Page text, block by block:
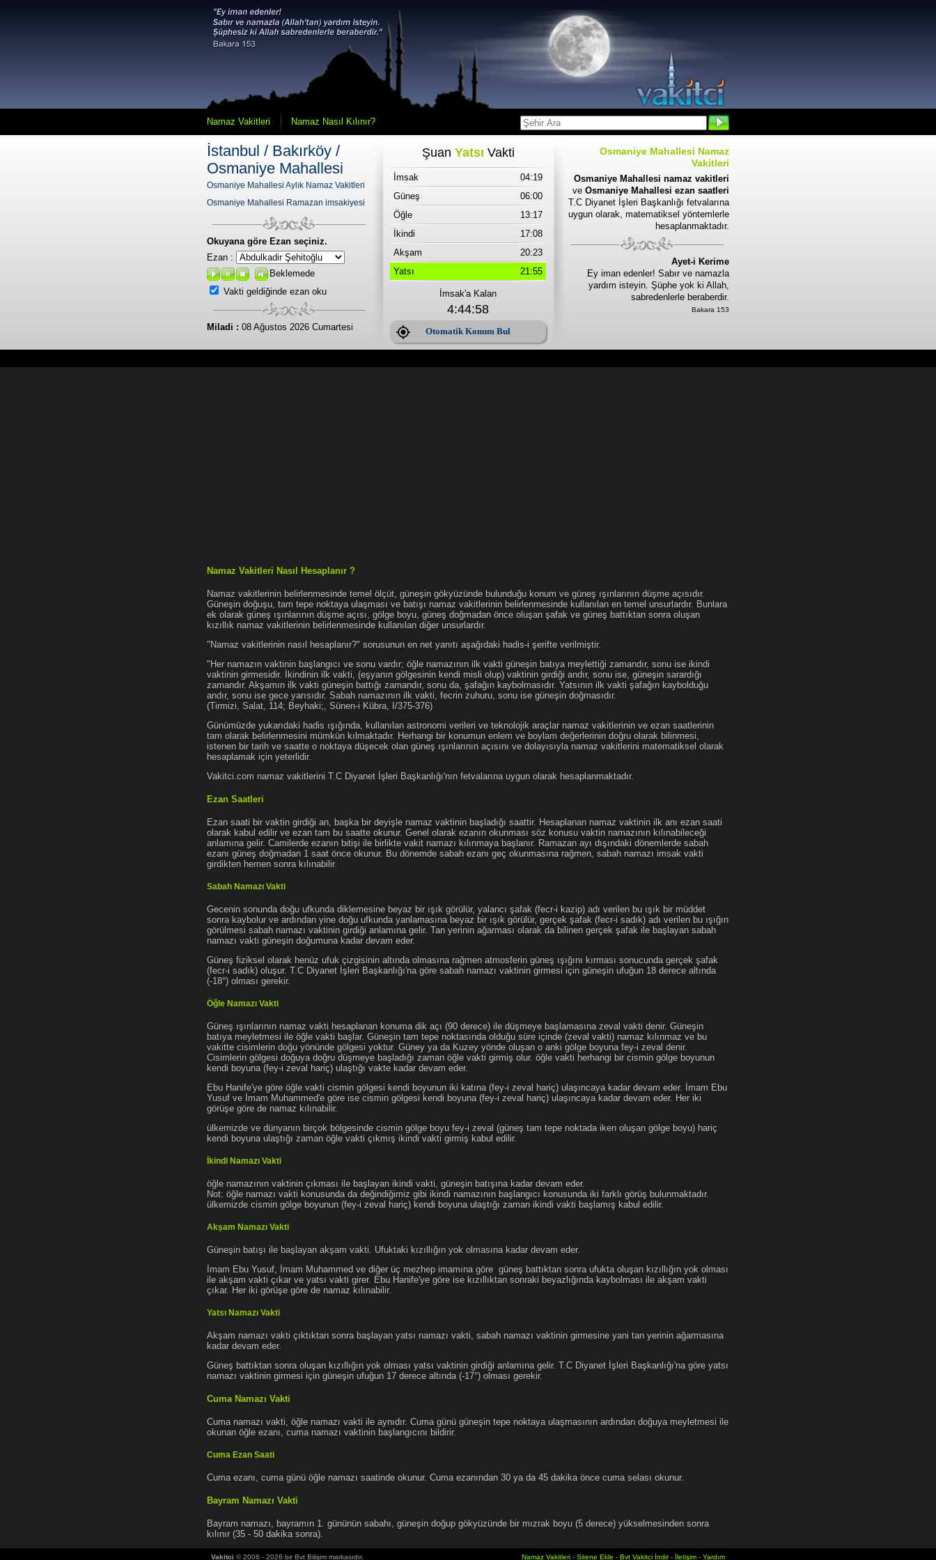
Namaz Vakitleri Namaz Nasıl Kılınır?
İstanbul / Bakırköy /
Osmaniye Mahallesi
Osmaniye Mahallesi Aylık Namaz Vakitleri
Osmaniye Mahallesi Ramazan imsakiyesi
Okuyana göre Ezan seçiniz.
Ezan :
Beklemede
Vakti geldiğinde ezan oku
Miladi : 08 Ağustos 2026 Cumartesi
Şuan Yatsı Vakti
İmsak
04:19
Güneş
06:00
Öğle
13:17
İkindi
17:08
Akşam
20:23
Yatsı
21:55
İmsak'a Kalan
4:44:58
Otomatik Konum Bul
Osmaniye Mahallesi Namaz
Vakitleri
Osmaniye Mahallesi namaz vakitleri
ve Osmaniye Mahallesi ezan saatleri
T.C Diyanet İşleri Başkanlığı fetvalarına
uygun olarak, matematiksel yöntemlerle
hesaplanmaktadır.
Ayet-i Kerime
Ey iman edenler! Sabır ve namazla
yardım isteyin. Şüphe yok ki Allah,
sabredenlerle beraberdir.
Bakara 153
Namaz Vakitleri Nasıl Hesaplanır ?
Namaz vakitlerinin belirlenmesinde temel ölçüt, güneşin gökyüzünde bulunduğu konum ve güneş ışınlarının düşme açısıdır.
Güneşin doğuşu, tam tepe noktaya ulaşması ve batışı namaz vakitlerinin belirlenmesinde kullanılan en temel unsurlardır. Bunlara
ek olarak güneş ışınlarının düşme açısı, gölge boyu, güneş doğmadan önce oluşan şafak ve güneş battıktan sonra oluşan
kızıllık namaz vakitlerinin belirlenmesinde kullanılan diğer unsurlardır.
"Namaz vakitlerinin nasıl hesaplanır?" sorusunun en net yanıtı aşağıdaki hadis-i şerifte verilmiştir.
"Her namazın vaktinin başlangıcı ve sonu vardır; öğle namazının ilk vakti güneşin batıya meylettiği zamandır, sonu ise ikindi
vaktinin girmesidir. İkindinin ilk vakti, (eşyanın gölgesinin kendi misli olup) vaktinin girdiği andır, sonu ise, güneşin sarardığı
zamandır. Akşamın ilk vakti güneşin battığı zamandır, sonu da, şafağın kaybolmasıdır. Yatsının ilk vakti şafağın kaybolduğu
andır, sonu ise gece yarısıdır. Sabah namazının ilk vakti, fecrin zuhuru, sonu ise güneşin doğmasıdır.
(Tirmizi, Salat, 114; Beyhaki;, Sünen-i Kübra, I/375-376)
Günümüzde yukarıdaki hadis ışığında, kullanılan astronomi verileri ve teknolojik araçlar namaz vakitlerinin ve ezan saatlerinin
tam olarak belirlenmesini mümkün kılmaktadır. Herhangi bir konumun enlem ve boylam değerlerinin doğru olarak bilinmesi,
istenen bir tarih ve saatte o noktaya düşecek olan güneş ışınlarının açısını ve dolayısıyla namaz vakitlerini matematiksel olarak
hesaplamak için yeterlidir.
Vakitci.com namaz vakitlerini T.C Diyanet İşleri Başkanlığı'nın fetvalarına uygun olarak hesaplanmaktadır.
Ezan Saatleri
Ezan saati bir vaktin girdiği an, başka bir deyişle namaz vaktinin başladığı saattir. Hesaplanan namaz vaktinin ilk anı ezan saati
olarak kabul edilir ve ezan tam bu saatte okunur. Genel olarak ezanın okunması söz konusu vaktin namazının kılınabileceği
anlamına gelir. Camilerde ezanın bitişi ile birlikte vakit namazı kılınmaya başlanır. Ramazan ayı dışındaki dönemlerde sabah
ezanı güneş doğmadan 1 saat önce okunur. Bu dönemde sabah ezanı geç okunmasına rağmen, sabah namazı imsak vakti
girdikten hemen sonra kılınabilir.
Sabah Namazı Vakti
Gecenin sonunda doğu ufkunda diklemesine beyaz bir ışık görülür, yalancı şafak (fecr-i kazip) adı verilen bu ışık bir müddet
sonra kaybolur ve ardından yine doğu ufkunda yanlamasına beyaz bir ışık görülür, gerçek şafak (fecr-i sadık) adı verilen bu ışığın
görülmesi sabah namazı vaktinin girdiği anlamına gelir. Tan yerinin ağarması olarak da bilinen gerçek şafak ile başlayan sabah
namazı vakti güneşin doğumuna kadar devam eder.
Güneş fiziksel olarak henüz ufuk çizgisinin altında olmasına rağmen atmosferin güneş ışığını kırması sonucunda gerçek şafak
(fecr-i sadık) oluşur. T.C Diyanet İşleri Başkanlığı'na göre sabah namazı vaktinin girmesi için güneşin ufuğun 18 derece altında
(-18°) olması gerekir.
Öğle Namazı Vakti
Güneş ışınlarının namaz vakti hesaplanan konuma dik açı (90 derece) ile düşmeye başlamasına zeval vakti denir. Güneşin
batıya meyletmesi ile öğle vakti başlar. Güneşin tam tepe noktasında olduğu süre içinde (zeval vakti) namaz kılınmaz ve bu
vakitte cisimlerin doğu yönünde gölgesi yoktur. Güney ya da Kuzey yönde oluşan o anki gölge boyuna fey-i zeval denir.
Cisimlerin gölgesi doğuya doğru düşmeye başladığı zaman öğle vakti girmiş olur. öğle vakti herhangi bir cismin gölge boyunun
kendi boyuna (fey-i zeval hariç) ulaştığı vakte kadar devam eder.
Ebu Hanife'ye göre öğle vakti cismin gölgesi kendi boyunun iki katına (fey-i zeval hariç) ulaşıncaya kadar devam eder. İmam Ebu
Yusuf ve İmam Muhammed'e göre ise cismin gölgesi kendi boyuna (fey-i zeval hariç) ulaşıncaya kadar devam eder. Her iki
görüşe göre de namaz kılınabilir.
ülkemizde ve dünyanın birçok bölgesinde cismin gölge boyu fey-i zeval (güneş tam tepe noktada iken oluşan gölge boyu) hariç
kendi boyuna ulaştığı zaman öğle vakti çıkmış ikindi vakti girmiş kabul edilir.
İkindi Namazı Vakti
öğle namazının vaktinin çıkması ile başlayan ikindi vakti, güneşin batışına kadar devam eder.
Not: öğle namazı vakti konusunda da değindiğimiz gibi ikindi namazının başlangıcı konusunda iki farklı görüş bulunmaktadır.
ülkemizde cismin gölge boyunun (fey-i zeval hariç) kendi boyuna ulaştığı zaman ikindi vakti başlamış kabul edilir.
Akşam Namazı Vakti
Güneşin batışı ile başlayan akşam vakti. Ufuktaki kızıllığın yok olmasına kadar devam eder.
İmam Ebu Yusuf, İmam Muhammed ve diğer üç mezhep imamına göre güneş battıktan sonra ufukta oluşan kızıllığın yok olması
ile akşam vakti çıkar ve yatsı vakti girer. Ebu Hanife'ye göre ise kızıllıktan sonraki beyazlığında kaybolması ile akşam vakti
çıkar. Her iki görüşe göre de namaz kılınabilir.
Yatsı Namazı Vakti
Akşam namazı vakti çıktıktan sonra başlayan yatsı namazı vakti, sabah namazı vaktinin girmesine yani tan yerinin ağarmasına
kadar devam eder.
Güneş battıktan sonra oluşan kızıllığın yok olması yatsı vaktinin girdiği anlamına gelir. T.C Diyanet İşleri Başkanlığı'na göre yatsı
namazı vaktinin girmesi için güneşin ufuğun 17 derece altında (-17°) olması gerekir.
Cuma Namazı Vakti
Cuma namazı vakti, öğle namazı vakti ile aynıdır. Cuma günü güneşin tepe noktaya ulaşmasının ardından doğuya meyletmesi ile
okunan öğle ezanı, cuma namazı vaktinin başlangıcını bildirir.
Cuma Ezan Saati
Cuma ezanı, cuma günü öğle namazı saatinde okunur. Cuma ezanından 30 ya da 45 dakika önce cuma selası okunur.
Bayram Namazı Vakti
Bayram namazı, bayramın 1. gününün sabahı, güneşin doğup gökyüzünde bir mızrak boyu (5 derece) yükselmesinden sonra
kılınır (35 - 50 dakika sonra).
Vakitci © 2006 - 2026 bir Bvt Bilişim markasıdır. Namaz Vakitleri - Sitene Ekle - Bvt Vakitci İndir- İletişim - Yardım